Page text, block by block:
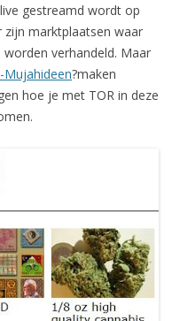
gestreamd wordt op
zijn marktplaatsen waar
verhandeld. Maar
Mujahideen?maken
hoe je met TOR in deze